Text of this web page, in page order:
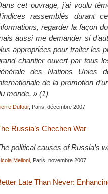
cet ouvrage, j’ai voulu
rassemblés durant
regarder la façon
aussi me demander si
appropriées pour traiter les
chantier ouvert par tous
des Nations Unies
de la promotion
monde. » (1)
Dufour, Paris, décembre 2007
Russia’s Chechen War
political causes of Russia’s
Melloni , Paris, novembre 2007
Late Than Never: